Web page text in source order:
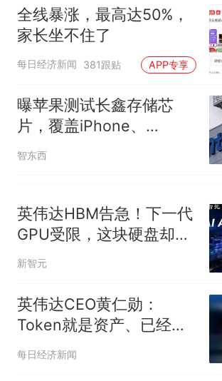
全线暴涨，最高达50%，
家长坐不住了
每日经济新闻 381跟贴 APP专享
曝苹果测试长鑫存储芯
片，覆盖iPhone、
MacBook两大产品线
智东西
英伟达HBM告急！下一代
GPU受限，这块硬盘却抢
走风头
新智元
英伟达CEO黄仁勋：
Token就是资产、已经成
为获利的营收单位
每日经济新闻